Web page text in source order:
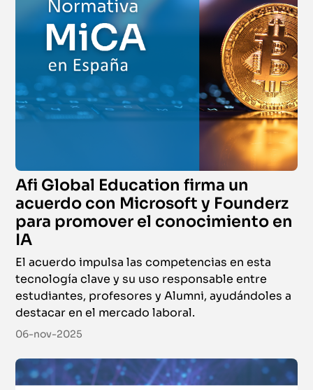
Afi Global Education firma un
acuerdo con Microsoft y Founderz
para promover el conocimiento en
IA
El acuerdo impulsa las competencias en esta
tecnología clave y su uso responsable entre
estudiantes, profesores y Alumni, ayudándoles a
destacar en el mercado laboral.
06-nov-2025